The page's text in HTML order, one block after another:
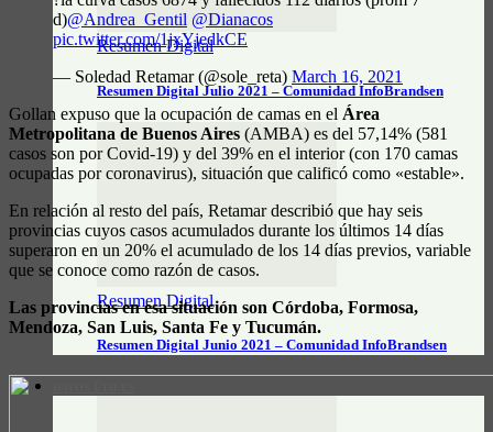
Resumen Digital
Resumen Digital Julio 2021 – Comunidad InfoBrandsen
Resumen Digital
Resumen Digital Junio 2021 – Comunidad InfoBrandsen
d)@Andrea_Gentil @Dianacos
pic.twitter.com/1jxYjedkCE
— Soledad Retamar (@sole_reta) March 16, 2021
Gollan expuso que la ocupación de camas en el Área
Metropolitana de Buenos Aires (AMBA) es del 57,14% (581
casos son por Covid-19) y del 39% en el interior (con 170 camas
ocupadas por coronavirus), situación que calificó como «estable».
En relación al resto del país, Retamar describió que hay seis
provincias cuyos casos acumulados durante los últimos 14 días
superaron en un 20% el acumulado de los 14 días previos, variable
que se conoce como razón de casos.
Las provincias en esa situación son Córdoba, Formosa,
Mendoza, San Luis, Santa Fe y Tucumán.